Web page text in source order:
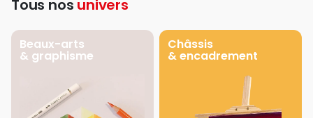
Tous nos univers
Beaux-arts
& graphisme
Châssis
& encadrement